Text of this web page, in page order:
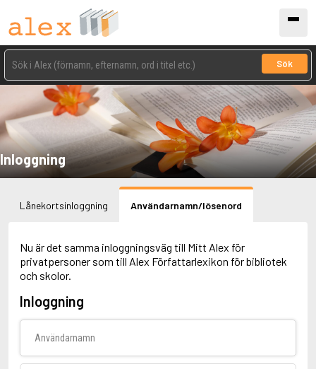
Sök
Inloggning
Lånekortsinloggning Användarnamn/lösenord
Nu är det samma inloggningsväg till Mitt Alex för
privatpersoner som till Alex Författarlexikon för bibliotek
och skolor.
Inloggning